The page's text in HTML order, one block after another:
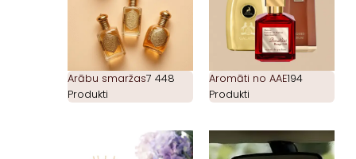
Arābu smaržas7 448
Produkti
Aromāti no AAE194
Produkti